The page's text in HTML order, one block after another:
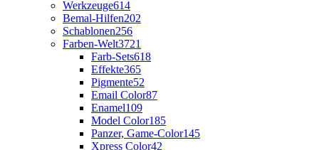
Werkzeuge614
Bemal-Hilfen202
Schablonen256
Farben-Welt3721
Farb-Sets618
Effekte365
Pigmente52
Email Color87
Enamel109
Model Color185
Panzer, Game-Color145
Xpress Color42